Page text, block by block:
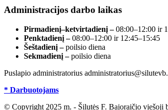
Administracijos darbo laikas
Pirmadienį–ketvirtadienį –08:00–12:00 ir
Penktadienį –08:00–12:00 ir 12:45–15:45
Šeštadienį –poilsio diena
Sekmadienį –poilsio diena
Puslapio administratorius
* Darbuotojams
© Copyright 2025 m. - Šilutės F. Bajoraičio viešoji